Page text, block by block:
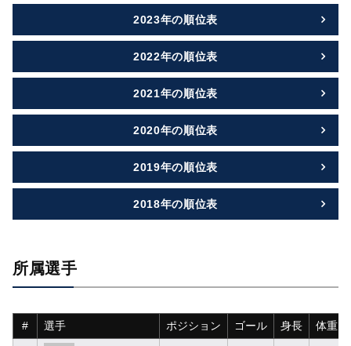
2023年の順位表
2022年の順位表
2021年の順位表
2020年の順位表
2019年の順位表
2018年の順位表
所属選手
# 選手 ポジション ゴール 身長 体重